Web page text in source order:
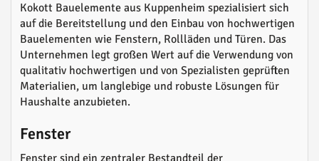
Kokott Bauelemente aus Kuppenheim spezialisiert sich
auf die Bereitstellung und den Einbau von hochwertigen
Bauelementen wie Fenstern, Rollläden und Türen. Das
Unternehmen legt großen Wert auf die Verwendung von
qualitativ hochwertigen und von Spezialisten geprüften
Materialien, um langlebige und robuste Lösungen für
Haushalte anzubieten.
Fenster